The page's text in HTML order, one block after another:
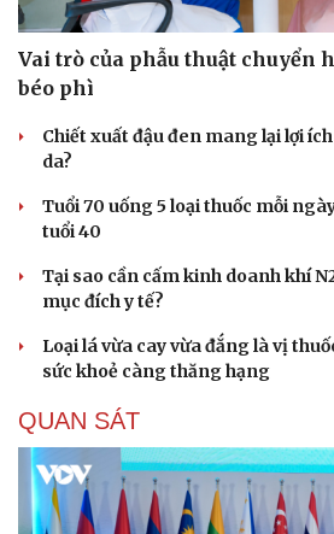
Vai trò của phẫu thuật chuyển
béo phì
Chiết xuất đậu đen mang lại lợi
da?
Tuổi 70 uống 5 loại thuốc mỗi
tuổi 40
Tại sao cần cấm kinh doanh khí
mục đích y tế?
Loại lá vừa cay vừa đắng là vị
sức khoẻ càng thăng hạng
QUAN SÁT